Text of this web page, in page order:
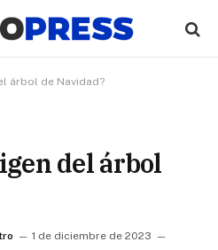
árbol de Navidad?
del árbol
1 de diciembre de 2023